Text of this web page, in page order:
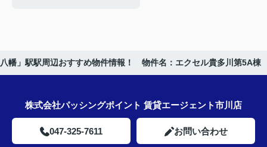
幡」駅駅周辺おすすめ物件情報！ 物件名：エクセル貴多川第5A棟
株式会社パッシングポイント 賃貸エージェント市川店
047-325-7611 お問い合わせ